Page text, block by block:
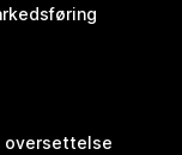
oversettelse